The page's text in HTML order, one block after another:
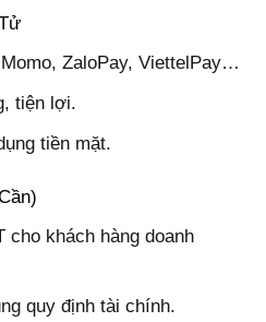
ZaloPay, ViettelPay…
tiện lợi.
tiền mặt.
cho khách hàng doanh
quy định tài chính.